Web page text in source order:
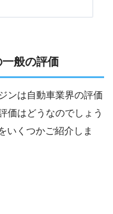
般の評価
ンは自動車業界の評価
価はどうなのでしょう
いくつかご紹介しま